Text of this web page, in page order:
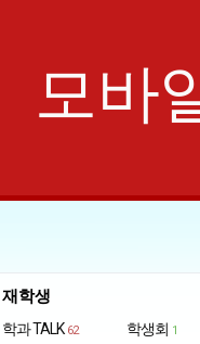
모바
재학생
학과 TALK 62 학생회 1